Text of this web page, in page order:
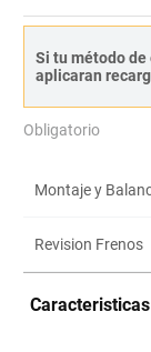
Si tu método
aplicaran
Obligatorio
Montaje y
Revision Frenos
Caracteristicas